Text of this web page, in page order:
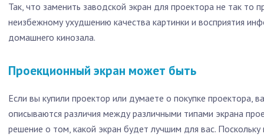
Так, что заменить заводской экран для проектора не так то
неизбежному ухудшению качества картинки и восприятия
домашнего кинозала.
Проекционный экран может быть
Если вы купили проектор или думаете о покупке проектора,
описываются различия между различными типами экрана
решение о том, какой экран будет лучшим для вас.